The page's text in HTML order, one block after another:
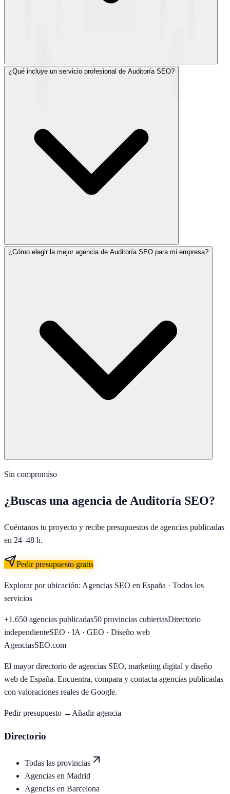
¿Qué incluye un servicio profesional de Auditoría SEO?
¿Cómo elegir la mejor agencia de Auditoría SEO para mi empresa?
Sin compromiso
¿Buscas una agencia de Auditoría SEO?
Cuéntanos tu proyecto y recibe presupuestos de agencias publicadas
en 24–48 h.
Pedir presupuesto gratis
Explorar por ubicación: Agencias SEO en España · Todos los
servicios
+1.650 agencias publicadas50 provincias cubiertasDirectorio
independienteSEO · IA · GEO · Diseño web
AgenciasSEO.com
El mayor directorio de agencias SEO, marketing digital y diseño
web de España. Encuentra, compara y contacta agencias publicadas
con valoraciones reales de Google.
Pedir presupuesto → Añadir agencia
Directorio
Todas las provincias
Agencias en Madrid
Agencias en Barcelona